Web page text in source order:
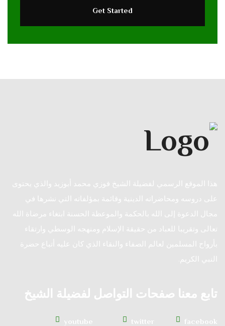
هذا الموقع الرسمي لفضيلة الشيخ فوزي محمد أبوزيد والذي يحتوى
على دروسه ومحاضراته الدينية وقائمة بمؤلفاته التي نشرها في
مجال الدعوة إلى الله بالحكمة والموعظة الحسنة ابتغاء مرضاة الله
تعالى وتقريبا للعباد من حقيقة الإسلام ومنهجه الوسطي وارتقاء
بأرواح المسلمين لعالم الصفاء والنقاء الذي كان عليه أتباع حضرة
النبي الكريم.
تابع معنا صفحات التواصل لفضيلة الشيخ
facebook
twitter
youtube